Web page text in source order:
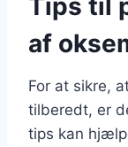
af
For at sikre,
tilberedt, er
tips kan